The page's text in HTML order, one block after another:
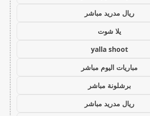
ريال مدريد مباشر
يلا شوت
yalla shoot
مباريات اليوم مباشر
برشلونة مباشر
ريال مدريد مباشر